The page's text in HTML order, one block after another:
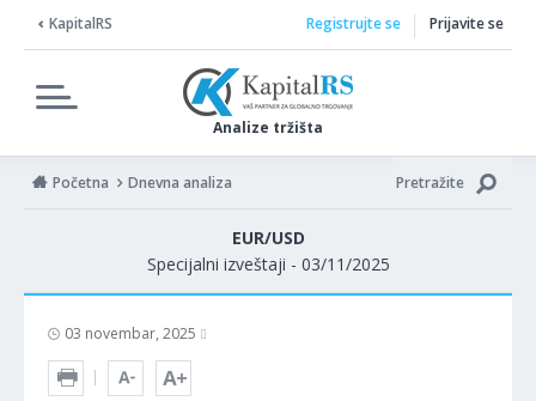
KapitalRS
Analize tržišta
Registrujte se Prijavite se
Početna Dnevna analiza Pretražite
EUR/USD
Specijalni izveštaji - 03/11/2025
03 novembar, 2025